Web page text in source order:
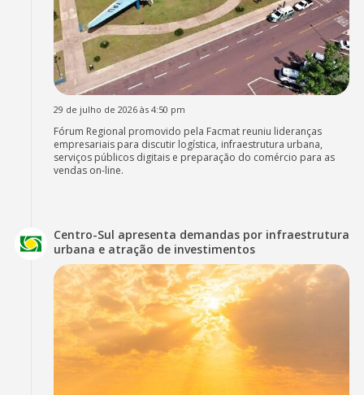
29 de julho de 2026 às 4:50 pm
Fórum Regional promovido pela Facmat reuniu lideranças
empresariais para discutir logística, infraestrutura urbana,
serviços públicos digitais e preparação do comércio para as
vendas on-line.
Centro-Sul apresenta demandas por infraestrutura
urbana e atração de investimentos